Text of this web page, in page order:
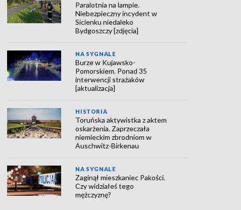
Paralotnia na lampie.
Niebezpieczny incydent w
Sicienku niedaleko
Bydgoszczy [zdjęcia]
NA SYGNALE
Burze w Kujawsko-
Pomorskiem. Ponad 35
interwencji strażaków
[aktualizacja]
HISTORIA
Toruńska aktywistka z aktem
oskarżenia. Zaprzeczała
niemieckim zbrodniom w
Auschwitz-Birkenau
NA SYGNALE
Zaginął mieszkaniec Pakości.
Czy widziałeś tego
mężczyznę?